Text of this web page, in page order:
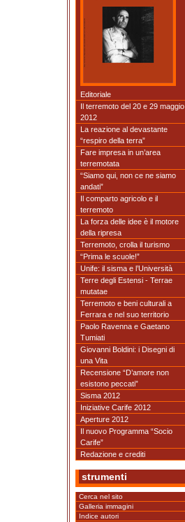
Editoriale
Il terremoto del 20 e 29 maggio
2012
La reazione al devastante
“respiro della terra”
Fare impresa in un’area
terremotata
“Siamo qui, non ce ne siamo
andati”
Il comparto agricolo e il
terremoto
La forza delle idee è il motore
della ripresa
Terremoto, crolla il turismo
“Prima le scuole!”
Unife: il sisma e l’Università
Terre degli Estensi - Terrae
mutatae
Terremoto e beni culturali a
Ferrara e nel suo territorio
Paolo Ravenna e Gaetano
Tumiati
Giovanni Boldini: i Disegni di
una Vita
Recensione “D’amore non
esistono peccati”
Sisma 2012
Iniziative Carife 2012
Aperture 2012
Il nuovo Programma “Socio
Carife”
Redazione e crediti
strumenti
Cerca nel sito
Galleria immagini
Indice autori